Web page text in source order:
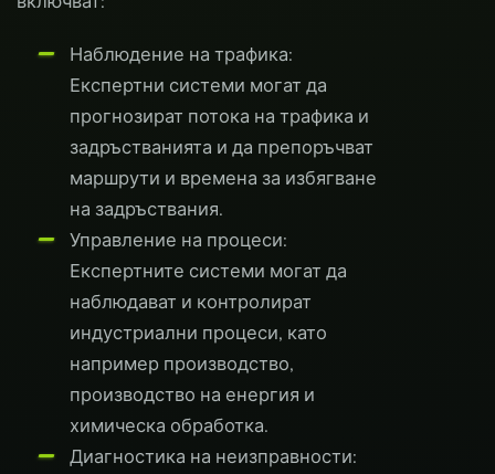
Наблюдение на трафика:
Експертни системи могат да
прогнозират потока на трафика и
задръстванията и да препоръчват
маршрути и времена за избягване
на задръствания.
Управление на процеси:
Експертните системи могат да
наблюдават и контролират
индустриални процеси, като
например производство,
производство на енергия и
химическа обработка.
Диагностика на неизправности: